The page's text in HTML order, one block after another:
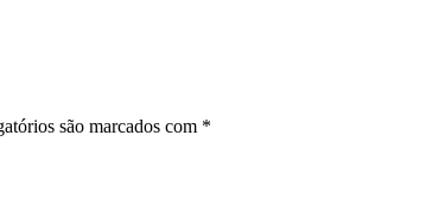
são marcados com *